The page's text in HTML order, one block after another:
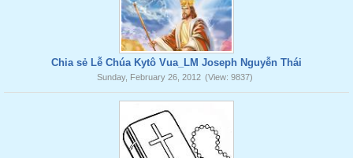
Chia sẻ Lễ Chúa Kytô Vua_LM Joseph Nguyễn Thái
Sunday, February 26, 2012 (View: 9837)